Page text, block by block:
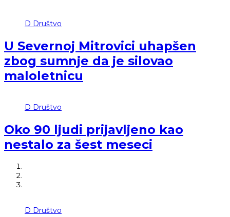
D Društvo
U Severnoj Mitrovici uhapšen
zbog sumnje da je silovao
maloletnicu
D Društvo
Oko 90 ljudi prijavljeno kao
nestalo za šest meseci
D Društvo